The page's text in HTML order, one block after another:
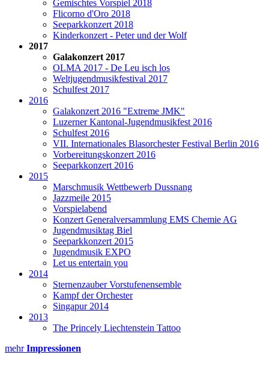
Gemischtes Vorspiel 2018
Flicorno d'Oro 2018
Seeparkkonzert 2018
Kinderkonzert - Peter und der Wolf
2017
Galakonzert 2017
OLMA 2017 - De Leu isch los
Weltjugendmusikfestival 2017
Schulfest 2017
2016
Galakonzert 2016 "Extreme JMK"
Luzerner Kantonal-Jugendmusikfest 2016
Schulfest 2016
VII. Internationales Blasorchester Festival Berlin 2016
Vorbereitungskonzert 2016
Seeparkkonzert 2016
2015
Marschmusik Wettbewerb Dussnang
Jazzmeile 2015
Vorspielabend
Konzert Generalversammlung EMS Chemie AG
Jugendmusiktag Biel
Seeparkkonzert 2015
Jugendmusik EXPO
Let us entertain you
2014
Sternenzauber Vorstufenensemble
Kampf der Orchester
Singapur 2014
2013
The Princely Liechtenstein Tattoo
mehrImpressionen